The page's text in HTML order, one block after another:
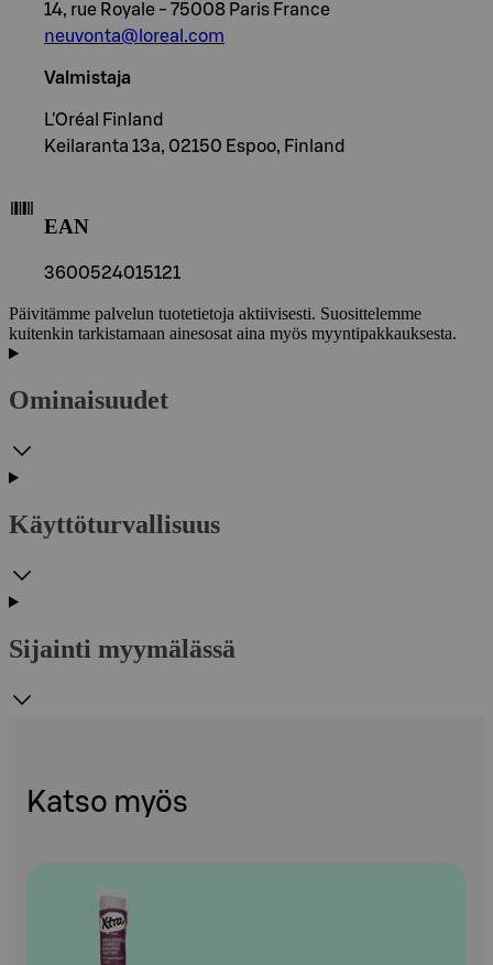
14, rue Royale - 75008 Paris France
neuvonta@loreal.com
Valmistaja
L'Oréal Finland
Keilaranta 13a, 02150 Espoo, Finland
EAN
3600524015121
Päivitämme palvelun tuotetietoja aktiivisesti. Suosittelemme
kuitenkin tarkistamaan ainesosat aina myös myyntipakkauksesta.
Ominaisuudet
Käyttöturvallisuus
Sijainti myymälässä
Katso myös